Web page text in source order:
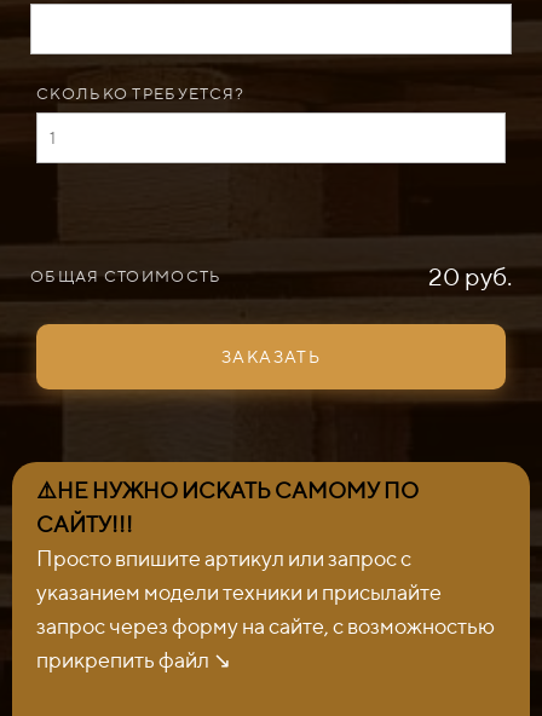
СКОЛЬКО ТРЕБУЕТСЯ?
ОБЩАЯ СТОИМОСТЬ 20 руб.
ЗАКАЗАТЬ
⚠️НЕ НУЖНО ИСКАТЬ САМОМУ ПО
САЙТУ!!!
Просто впишите артикул или запрос с
указанием модели техники и присылайте
запрос через форму на сайте, с возможностью
прикрепить файл ↘️